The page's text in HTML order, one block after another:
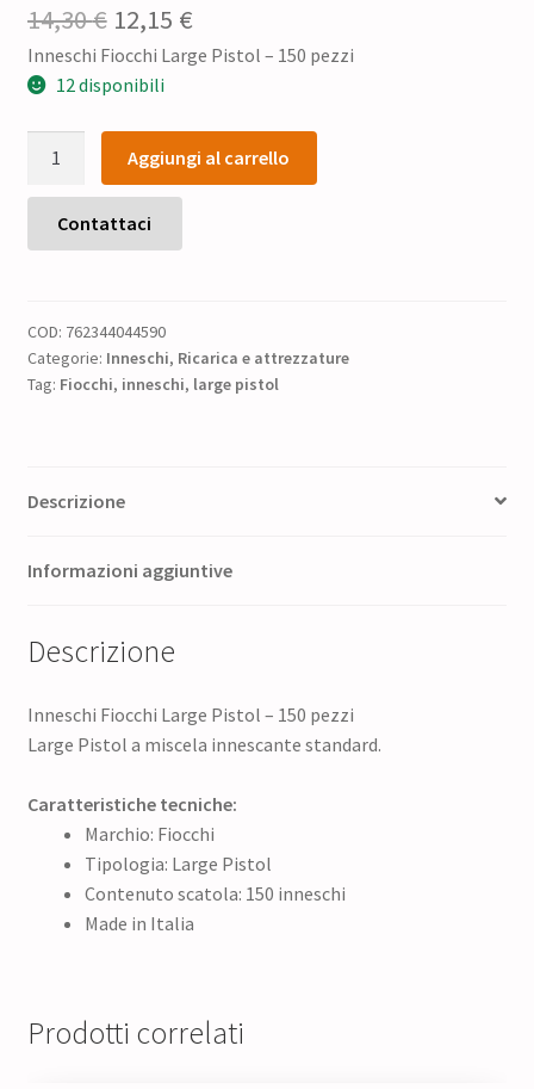
14,30€ Il
prezzo
era:
14,30 €.
12,15 €Il
prezzo
è:
12,15 €.
Inneschi Fiocchi Large Pistol – 150 pezzi
12 disponibili
Inneschi
Fiocchi
Large
Pistol
-
quantità
Aggiungi al carrello
Contattaci
COD: 762344044590
Categorie: Inneschi, Ricarica e attrezzature
Tag: Fiocchi, inneschi, large pistol
Descrizione
Informazioni aggiuntive
Descrizione
Inneschi Fiocchi Large Pistol – 150 pezzi
Large Pistol a miscela innescante standard.
Caratteristiche tecniche:
Marchio: Fiocchi
Tipologia: Large Pistol
Contenuto scatola: 150 inneschi
Made in Italia
Prodotti correlati